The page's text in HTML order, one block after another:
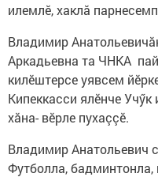
илемлӗ, хаклӑ
Владимир
Аркадьевна та ЧНКА
килӗштерсе уявсем
Кипеккасси ялӗнче Учӳк
хӑна- вӗрле пухаççӗ.
Владимир Анатольевич
Футболла, бадминтонла,